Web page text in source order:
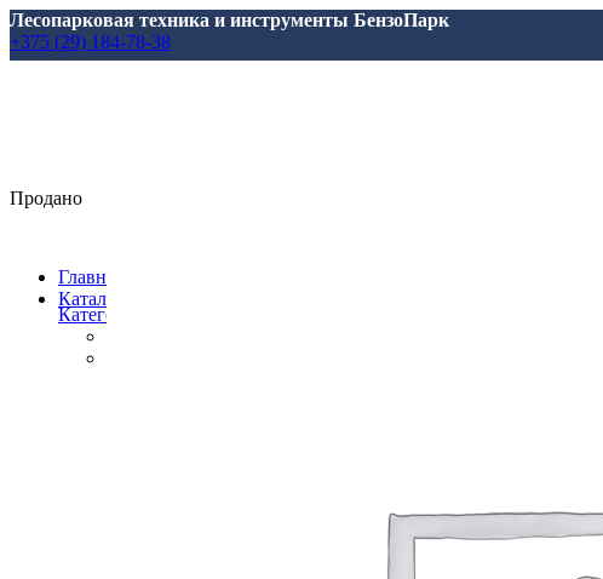
Лесопарковая техника и инструменты БензоПарк
+375 (29) 184-78-38
Главная
Каталог
Категории
для Мотоблоков и Культиваторов
Продано